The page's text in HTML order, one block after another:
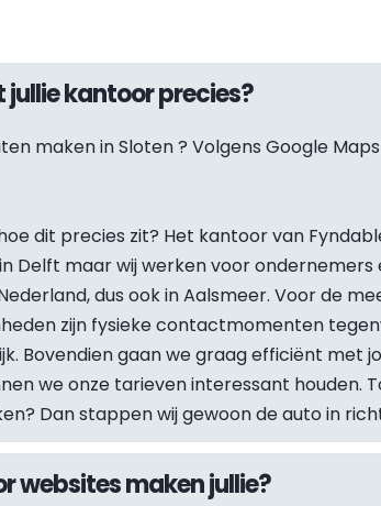
jullie kantoor precies?
maken in Sloten ? Volgens Google
dit precies zit? Het kantoor van
Delft maar wij werken voor ondernemers
dus ook in Aalsmeer. Voor de
zijn fysieke contactmomenten
Bovendien gaan we graag efficiënt met
we onze tarieven interessant houden.
Dan stappen wij gewoon de auto in
websites maken jullie?